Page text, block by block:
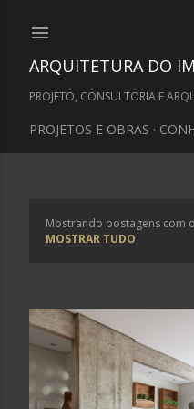
ARQUITETURA DO
PROJETO, CONSULTORIA E
PROJETOS E OBRAS
s
t
a
Mostrando postagens com
MOSTRAR TUDO